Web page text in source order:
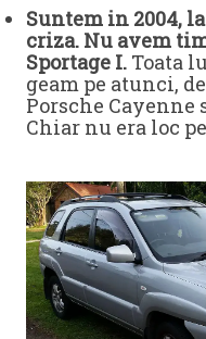
Suntem in 2004,
criza. Nu avem
Sportage I. Toata
geam pe atunci,
Porsche Cayenne
Chiar nu era loc